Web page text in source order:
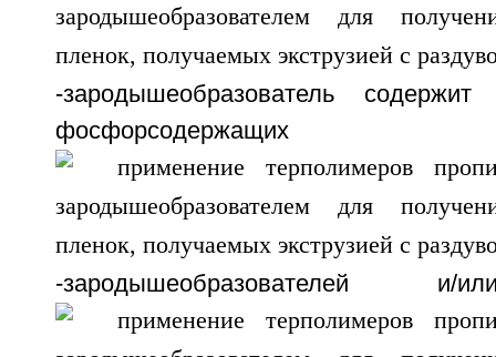
-зародышеобразователь
фосфорсодержащих
-зародышеобразователей и/